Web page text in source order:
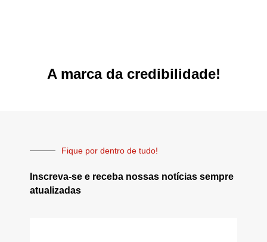
A marca da credibilidade!
Fique por dentro de tudo!
Inscreva-se e receba nossas notícias sempre
atualizadas